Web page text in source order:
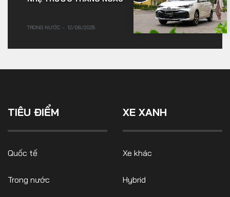
TRONG NƯỚC 12/08/2025
TIÊU ĐIỂM
Quốc tế
Trong nước
XE XANH
Xe khác
Hybrid